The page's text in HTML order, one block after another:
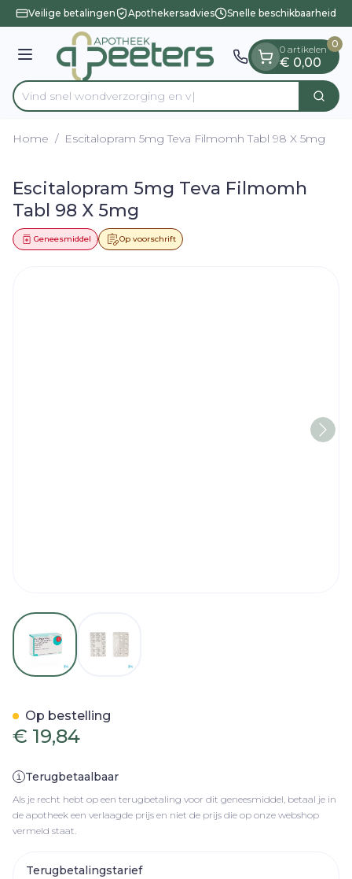
Ga naar de inhoud
1 van 1
Veilige betalingen Apothekersadvies Snelle beschikbaarheid
Menu
Product, merk, categorie...
Vind snel wondverzor Zoek
0 artikelen
€ 0,00
0
Home / Escitalopram 5mg Teva Filmomh Tabl 98 X 5mg
Escitalopram 5mg Teva Filmomh
Tabl 98 X 5mg
Op voorschrift
Geneesmiddel
View larger image
€ 19,84
Terugbetaalbaar
Als je recht hebt op een terugbetaling voor dit geneesmiddel, betaal je in
de apotheek een verlaagde prijs en niet de prijs die op onze webshop
vermeld staat.
Terugbetalingstarief
Op bestelling